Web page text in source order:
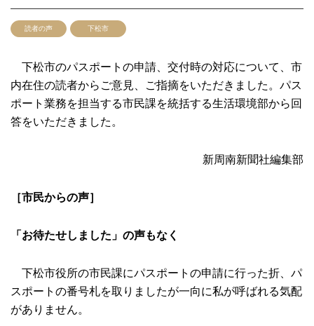
読者の声 下松市
下松市のパスポートの申請、交付時の対応について、市
内在住の読者からご意見、ご指摘をいただきました。パス
ポート業務を担当する市民課を統括する生活環境部から回
答をいただきました。
新周南新聞社編集部
［市民からの声］
「お待たせしました」の声もなく
下松市役所の市民課にパスポートの申請に行った折、パ
スポートの番号札を取りましたが一向に私が呼ばれる気配
がありません。